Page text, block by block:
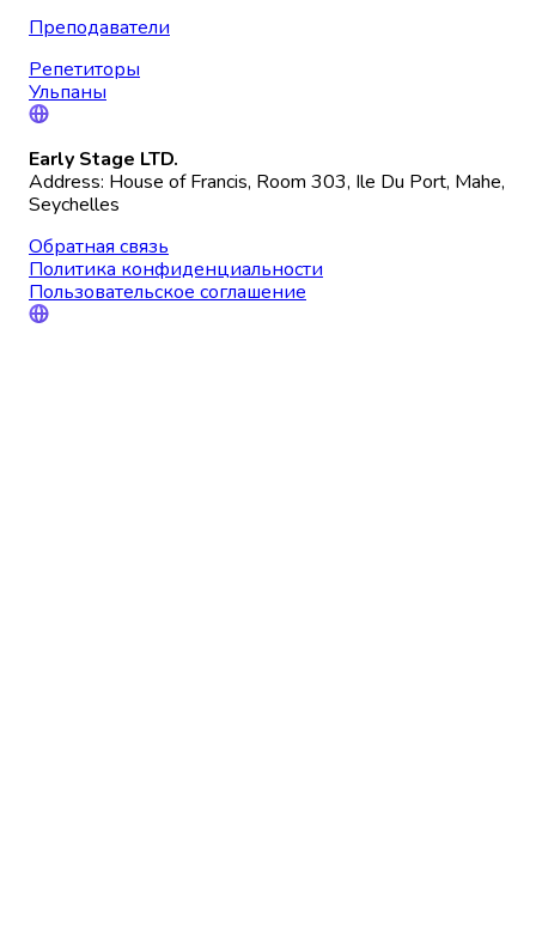
Преподаватели
Репетиторы
Ульпаны
Early Stage LTD.
Address: House of Francis, Room 303, Ile Du Port, Mahe,
Seychelles
Обратная связь
Политика конфиденциальности
Пользовательское соглашение